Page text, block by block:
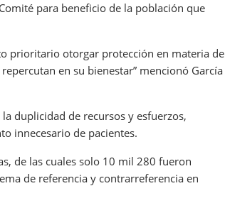
para beneficio de la población que
prioritario otorgar protección en materia de
en su bienestar” mencionó García
duplicidad de recursos y esfuerzos,
innecesario de pacientes.
de las cuales solo 10 mil 280 fueron
de referencia y contrarreferencia en